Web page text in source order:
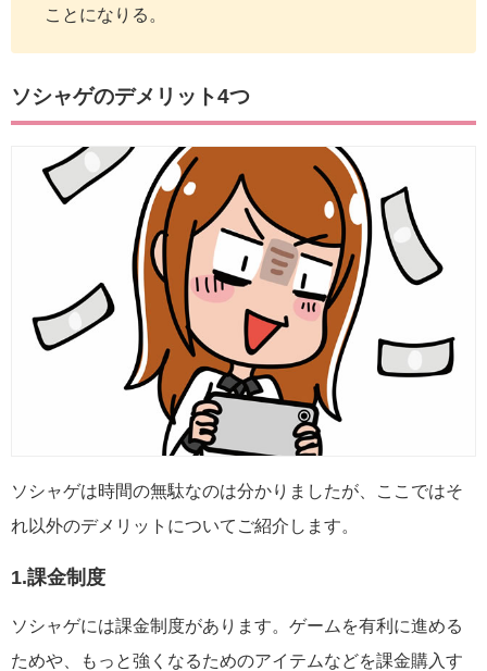
ことになりる。
ソシャゲのデメリット4つ
ソシャゲは時間の無駄なのは分かりましたが、ここではそ
れ以外のデメリットについてご紹介します。
1.課金制度
ソシャゲには課金制度があります。ゲームを有利に進める
ためや、もっと強くなるためのアイテムなどを課金購入す